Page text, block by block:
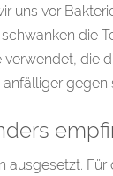
vor
die
die
gegen